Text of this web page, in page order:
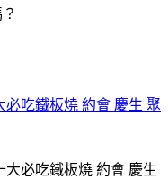
必吃鐵板燒 約會 慶生 聚